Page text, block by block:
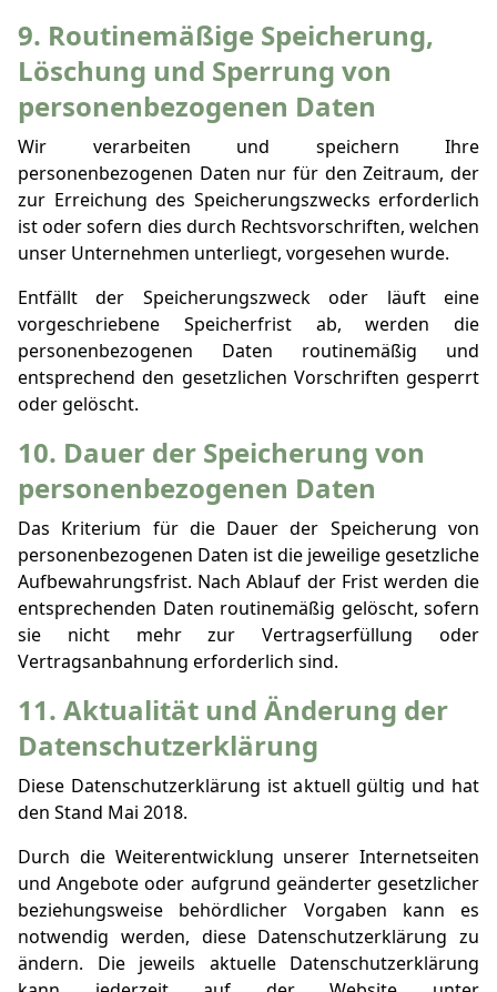
9. Routinemäßige Speicherung,
Löschung und Sperrung von
personenbezogenen Daten
Wir verarbeiten und speichern Ihre
personenbezogenen Daten nur für den Zeitraum, der
zur Erreichung des Speicherungszwecks erforderlich
ist oder sofern dies durch Rechtsvorschriften, welchen
unser Unternehmen unterliegt, vorgesehen wurde.
Entfällt der Speicherungszweck oder läuft eine
vorgeschriebene Speicherfrist ab, werden die
personenbezogenen Daten routinemäßig und
entsprechend den gesetzlichen Vorschriften gesperrt
oder gelöscht.
10. Dauer der Speicherung von
personenbezogenen Daten
Das Kriterium für die Dauer der Speicherung von
personenbezogenen Daten ist die jeweilige gesetzliche
Aufbewahrungsfrist. Nach Ablauf der Frist werden die
entsprechenden Daten routinemäßig gelöscht, sofern
sie nicht mehr zur Vertragserfüllung oder
Vertragsanbahnung erforderlich sind.
11. Aktualität und Änderung der
Datenschutzerklärung
Diese Datenschutzerklärung ist aktuell gültig und hat
den Stand Mai 2018.
Durch die Weiterentwicklung unserer Internetseiten
und Angebote oder aufgrund geänderter gesetzlicher
beziehungsweise behördlicher Vorgaben kann es
notwendig werden, diese Datenschutzerklärung zu
ändern. Die jeweils aktuelle Datenschutzerklärung